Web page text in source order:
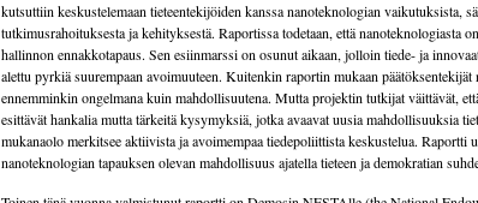
kutsuttiin keskustelemaan tieteentekijöiden kanssa nanoteknologian vaikutuksista,
tutkimusrahoituksesta ja kehityksestä. Raportissa todetaan, että nanoteknologiasta
hallinnon ennakkotapaus. Sen esiinmarssi on osunut aikaan, jolloin tiede- ja
alettu pyrkiä suurempaan avoimuuteen. Kuitenkin raportin mukaan päätöksentekijät
ennemminkin ongelmana kuin mahdollisuutena. Mutta projektin tutkijat väittävät,
esittävät hankalia mutta tärkeitä kysymyksiä, jotka avaavat uusia mahdollisuuksia
mukanaolo merkitsee aktiivista ja avoimempaa tiedepoliittista keskustelua. Raportti
nanoteknologian tapauksen olevan mahdollisuus ajatella tieteen ja demokratian